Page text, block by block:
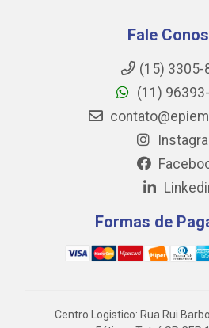
Fale
(15) 3305-
(11)
Formas de
Centro Logistico: Rua Rui